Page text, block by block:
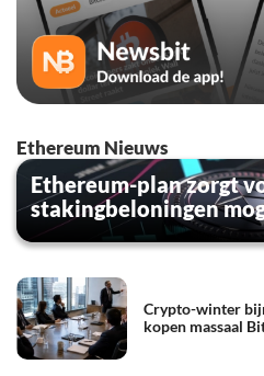
Ethereum Nieuws
Ethereum-plan zorgt
stakingbeloningen
Crypto-winter
kopen massaal